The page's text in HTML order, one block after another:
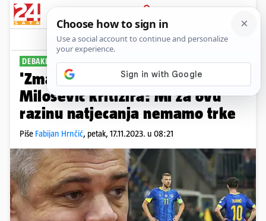
PRIJAVA
Sport Komentari
DEBAKL ZA DEBAKLOM
'Zmajevi' u totalnom rasulu, a
Milošević kritizira: Mi za ovu
razinu natjecanja nemamo trke
Piše Fabijan Hrnčić, petak, 17.11.2023. u 08:21